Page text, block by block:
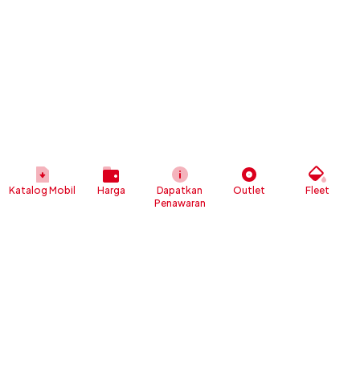
Katalog Mobil Harga
Dapatkan
Penawaran
Outlet Fleet